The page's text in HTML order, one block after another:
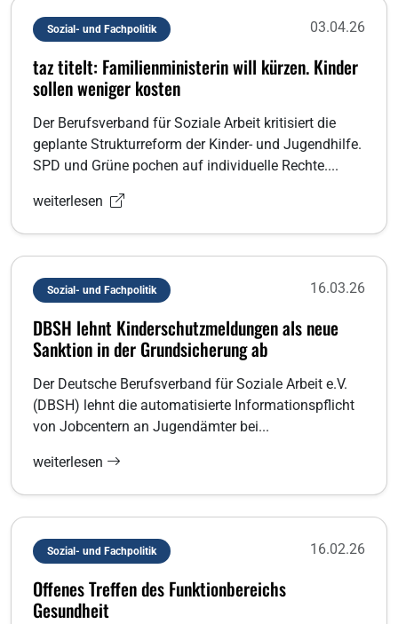
Sozial- und Fachpolitik 03.04.26
taz titelt: Familienministerin will kürzen. Kinder
sollen weniger kosten
Der Berufsverband für Soziale Arbeit kritisiert die
geplante Strukturreform der Kinder- und Jugendhilfe.
SPD und Grüne pochen auf individuelle Rechte....
weiterlesen
Sozial- und Fachpolitik 16.03.26
DBSH lehnt Kinderschutzmeldungen als neue
Sanktion in der Grundsicherung ab
Der Deutsche Berufsverband für Soziale Arbeit e.V.
(DBSH) lehnt die automatisierte Informationspflicht
von Jobcentern an Jugendämter bei...
weiterlesen
Sozial- und Fachpolitik 16.02.26
Offenes Treffen des Funktionbereichs
Gesundheit